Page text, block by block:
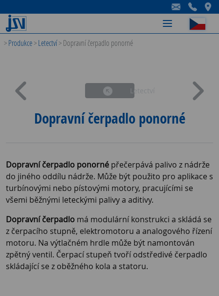
-
-
-
>Produkce>Letectví>Dopravní čerpadlo ponorné
Letectví
Dopravní čerpadlo ponorné
Dopravní čerpadlo ponorné přečerpává palivo z nádrže
do jiného oddílu nádrže. Může být použito pro aplikace s
turbínovými nebo pístovými motory, pracujícími se
všemi běžnými leteckými palivy a aditivy.
Dopravní čerpadlo má modulární konstrukci a skládá se
z čerpacího stupně, elektromotoru a analogového řízení
motoru. Na výtlačném hrdle může být namontován
zpětný ventil. Čerpací stupeň tvoří odstředivé čerpadlo
skládající se z oběžného kola a statoru.